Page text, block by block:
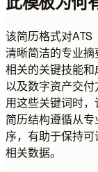
该简历格式对ATS
清晰简洁的专业
相关的关键技能和
以及数字资产交
用这些关键词时，
简历结构遵循从
序，有助于保持
相关数据。